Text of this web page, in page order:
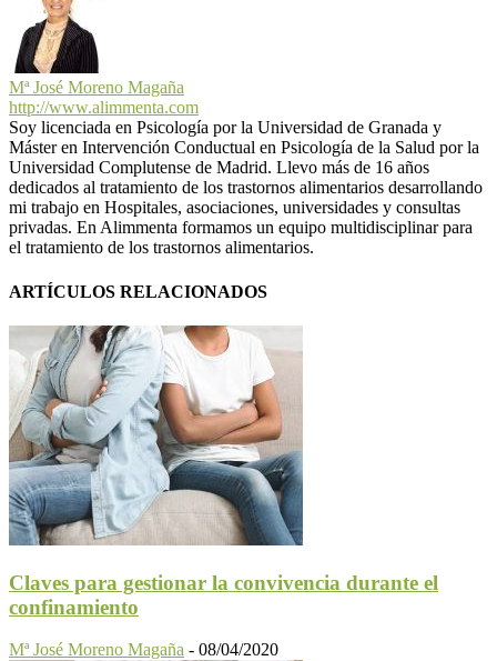
Mª José Moreno Magaña
http://www.alimmenta.com
Soy licenciada en Psicología por la Universidad de Granada y
Máster en Intervención Conductual en Psicología de la Salud por la
Universidad Complutense de Madrid. Llevo más de 16 años
dedicados al tratamiento de los trastornos alimentarios desarrollando
mi trabajo en Hospitales, asociaciones, universidades y consultas
privadas. En Alimmenta formamos un equipo multidisciplinar para
el tratamiento de los trastornos alimentarios.
ARTÍCULOS RELACIONADOS
Claves para gestionar la convivencia durante el
confinamiento
Mª José Moreno Magaña - 08/04/2020